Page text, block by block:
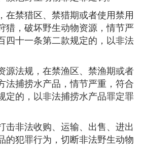
禁猎区、禁猎期或者使用禁用
猎，破坏野生动物资源，情节严
四十一条第二款规定的，以非法
法规，在禁渔区、禁渔期或者
法捕捞水产品，情节严重，符合
定的，以非法捕捞水产品罪定罪
击非法收购、运输、出售、进出
的犯罪行为，切断非法野生动物